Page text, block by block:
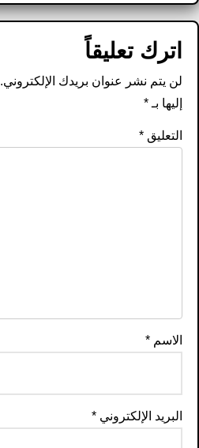
اترك تعليقاً
لن يتم نشر عنوان بريدك الإلكتروني.
إليها بـ*
التعليق*
الاسم*
البريد الإلكتروني*